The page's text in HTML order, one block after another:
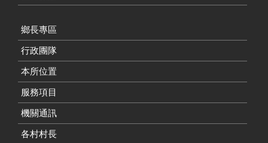
鄉長專區
行政團隊
本所位置
服務項目
機關通訊
各村村長